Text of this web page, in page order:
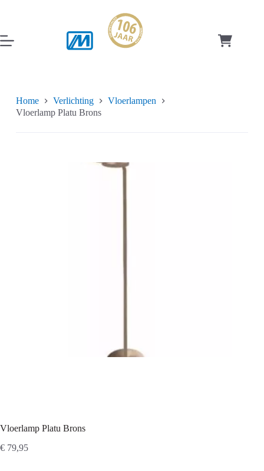
inhoud
Home Verlichting
Vloerlampen
Vloerlamp Platu Brons
Vloerlamp Platu Brons
€ 79,95